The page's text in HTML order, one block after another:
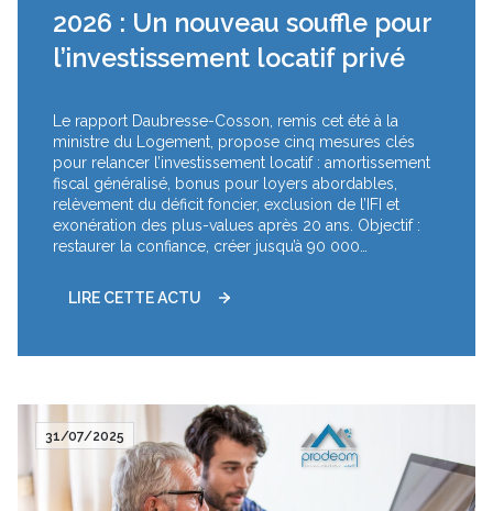
2026 : Un nouveau souffle pour
l’investissement locatif privé
Le rapport Daubresse-Cosson, remis cet été à la
ministre du Logement, propose cinq mesures clés
pour relancer l’investissement locatif : amortissement
fiscal généralisé, bonus pour loyers abordables,
relèvement du déficit foncier, exclusion de l’IFI et
exonération des plus-values après 20 ans. Objectif :
restaurer la confiance, créer jusqu’à 90 000
bailleur privé dès 2026.
LIRE CETTE ACTU
31/07/2025